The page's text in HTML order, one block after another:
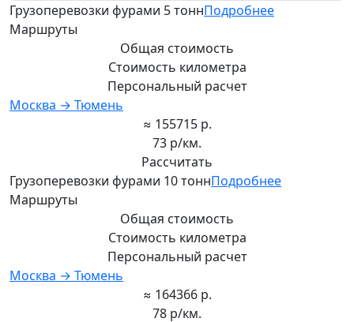
Грузоперевозки фурами 5 тоннПодробнее
Маршруты
Общая стоимость
Стоимость километра
Персональный расчет
Москва → Тюмень
≈ 155715 р.
73 р/км.
Рассчитать
Грузоперевозки фурами 10 тоннПодробнее
Маршруты
Общая стоимость
Стоимость километра
Персональный расчет
Москва → Тюмень
≈ 164366 р.
78 р/км.